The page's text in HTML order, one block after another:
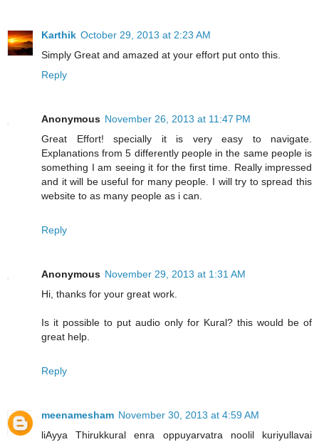
Karthik October 29, 2013 at 2:23 AM
Simply Great and amazed at your effort put onto this.
Reply
Anonymous November 26, 2013 at 11:47 PM
Great Effort! specially it is very easy to navigate.
Explanations from 5 differently people in the same people is
something I am seeing it for the first time. Really impressed
and it will be useful for many people. I will try to spread this
website to as many people as i can.
Reply
Anonymous November 29, 2013 at 1:31 AM
Hi, thanks for your great work.
Is it possible to put audio only for Kural? this would be of
great help.
Reply
meenamesham November 30, 2013 at 4:59 AM
liAyya Thirukkural enra oppuyarvatra noolil kuriyullavai